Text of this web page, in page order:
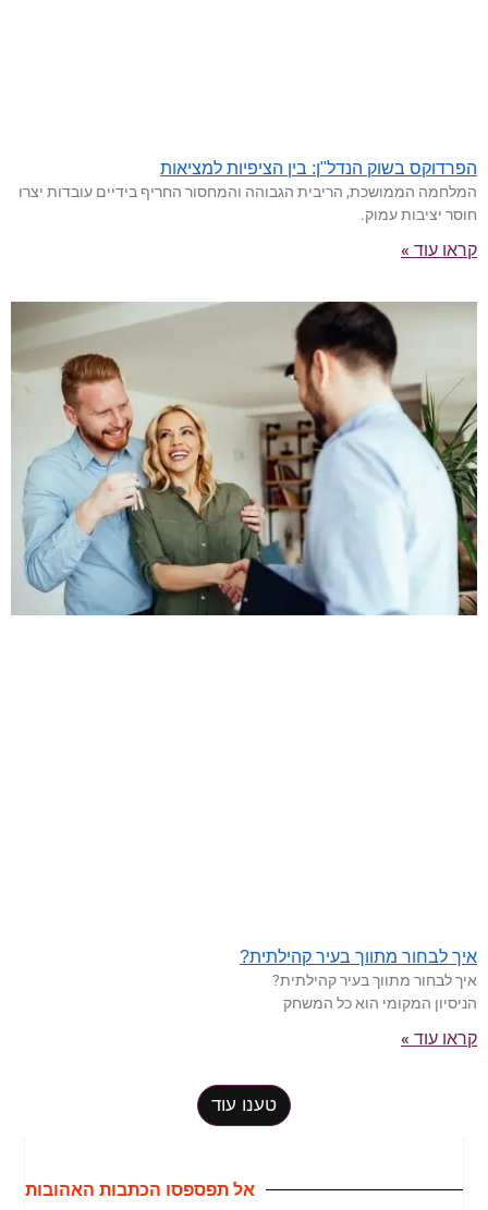
הפרדוקס בשוק הנדל"ן: בין הציפיות למציאות
המלחמה הממושכת, הריבית הגבוהה והמחסור החריף בידיים עובדות יצרו
חוסר יציבות עמוק.
קראו עוד »
איך לבחור מתווך בעיר קהילתית?
איך לבחור מתווך בעיר קהילתית?
הניסיון המקומי הוא כל המשחק
קראו עוד »
טענו עוד
אל תפספסו הכתבות האהובות